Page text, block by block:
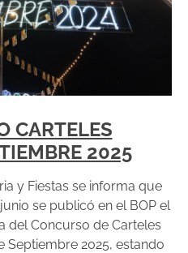
CARTELES
2025
y Fiestas se informa que
se publicó en el BOP el
del Concurso de Carteles
Septiembre 2025, estando